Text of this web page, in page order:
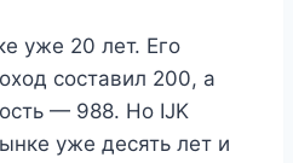
уже 20 лет. Его
составил 200, а
— 988. Но IJK
уже десять лет и